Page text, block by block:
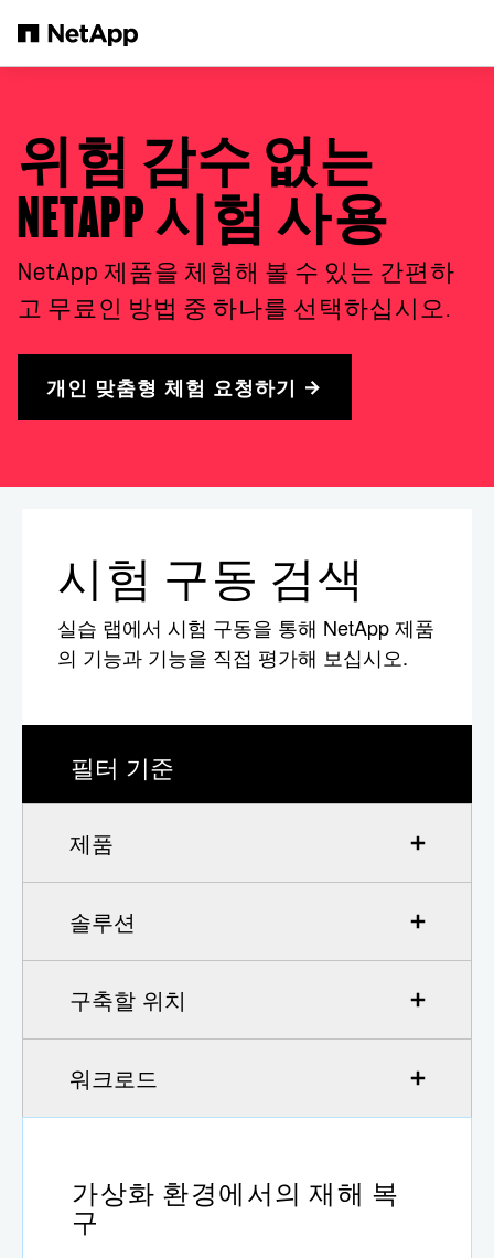
위험 감수 없는
NETAPP 시험 사용
NetApp 제품을 체험해 볼 수 있는 간편하
고 무료인 방법 중 하나를 선택하십시오.
개인 맞춤형 체험 요청하기
시험 구동 검색
실습 랩에서 시험 구동을 통해 NetApp 제품
의 기능과 기능을 직접 평가해 보십시오.
필터 기준
제품
솔루션
구축할 위치
워크로드
가상화 환경에서의 재해 복
구